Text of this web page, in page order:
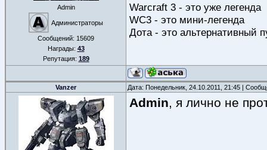
Admin
Администраторы
Сообщений: 15609
Награды: 43
Репутация: 189
Warcraft 3 - это уже легенда
WC3 - это мини-легенда
Дота - это альтернативный
Vanzer Дата: Понедельник, 24.10.2011, 21:45 |
Admin, я лично не